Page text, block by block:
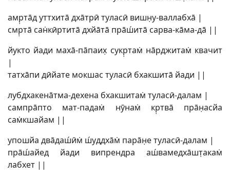
амр̣тāд уттхитā дхāтрӣ туласӣ вишн̣у-валлабхā |
смр̣тā сан̇кӣртитā дхйāтā прāш́итā сарва-кāма-дā ||
йукто йади махā-пāпаих̣ сукр̣там̇ нāрджитам̇ квачит
|
татхāпи дӣйате мокшас туласӣ бхакшитā йади ||
лубдхакенāтма-дехена бхакшитам̇ туласӣ-далам |
сампрāпто мат-падам̇ нӯнам̇ кр̣твā прāн̣асйа
сам̇кшайам ||
упошйа двāдаш́ӣм̇ ш́уддхāм̇ парāн̣е туласӣ-далам |
прāш́айед йади випрендра аш́вамедхāшт̣акам̇
лабхет ||